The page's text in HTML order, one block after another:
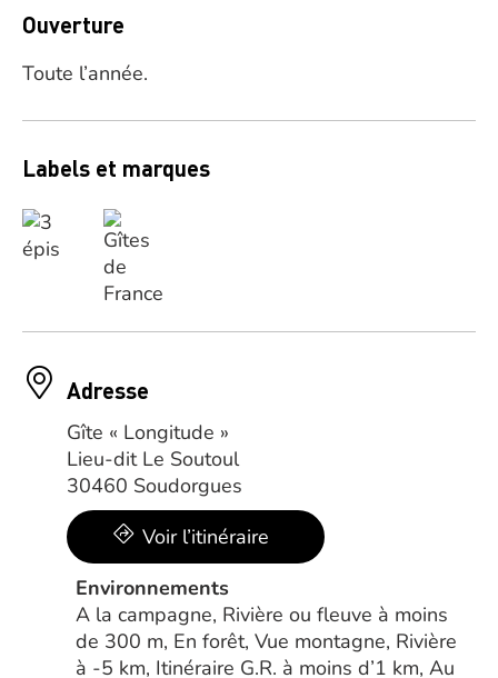
Ouverture
Toute l’année.
Labels et marques
Adresse
Gîte « Longitude »
Lieu-dit Le Soutoul
30460 Soudorgues
Voir l’itinéraire
Environnements
A la campagne, Rivière ou fleuve à moins
de 300 m, En forêt, Vue montagne, Rivière
à -5 km, Itinéraire G.R. à moins d’1 km, Au